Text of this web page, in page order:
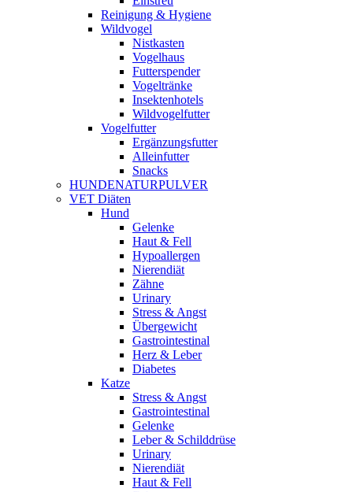
Reinigung & Hygiene
Wildvogel
Nistkasten
Vogelhaus
Futterspender
Vogeltränke
Insektenhotels
Wildvogelfutter
Vogelfutter
Ergänzungsfutter
Alleinfutter
Snacks
HUNDENATURPULVER
VET Diäten
Hund
Gelenke
Haut & Fell
Hypoallergen
Nierendiät
Zähne
Urinary
Stress & Angst
Übergewicht
Gastrointestinal
Herz & Leber
Diabetes
Katze
Stress & Angst
Gastrointestinal
Gelenke
Leber & Schilddrüse
Urinary
Nierendiät
Haut & Fell